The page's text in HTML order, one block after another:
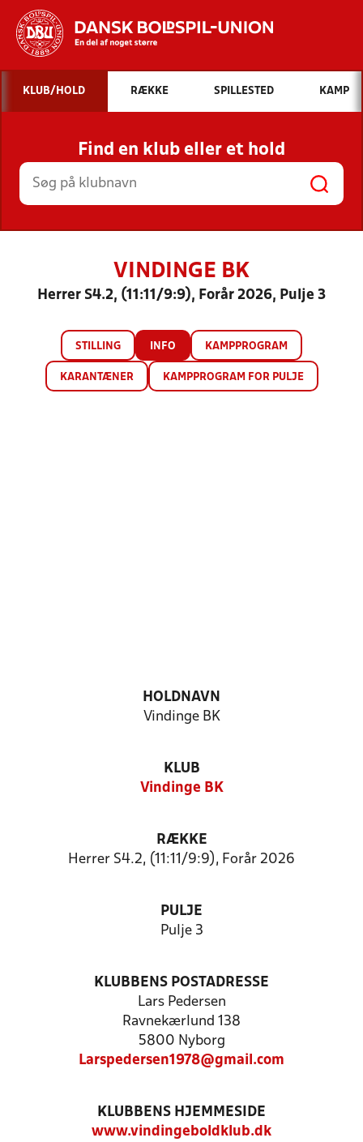
Hvad vil du søge efter?
INDHOLD OG NYHEDER
STILLINGER, RESULTATER, KLUBBER OG
HOLD
KLUB/HOLD RÆKKE SPILLESTED KAMP
Find en klub eller et hold
VINDINGE BK
Herrer S4.2, (11:11/9:9), Forår 2026, Pulje 3
STILLING INFO KAMPPROGRAM
KARANTÆNER KAMPPROGRAM FOR PULJE
HOLDNAVN
Vindinge BK
KLUB
Vindinge BK
RÆKKE
Herrer S4.2, (11:11/9:9), Forår 2026
PULJE
Pulje 3
KLUBBENS POSTADRESSE
Lars Pedersen
Ravnekærlund 138
5800 Nyborg
Larspedersen1978@gmail.com
KLUBBENS HJEMMESIDE
www.vindingeboldklub.dk